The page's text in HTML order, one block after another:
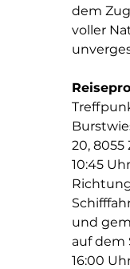
dem
voller
20, 8055
10:45
und
auf dem
16:00